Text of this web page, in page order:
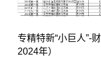
2025-05-11
专精特新“小巨人”-
2024年）